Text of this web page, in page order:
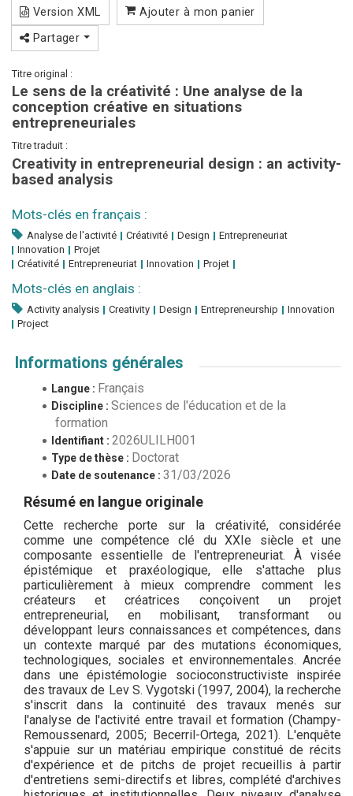
Version XML Ajouter à mon panier
Partager
Titre original :
Le sens de la créativité : Une analyse de la
conception créative en situations
entrepreneuriales
Titre traduit :
Creativity in entrepreneurial design : an activity-
based analysis
Mots-clés en français :
Analyse de l'activité Créativité Design
Entrepreneuriat
Innovation
Projet
Créativité
Entrepreneuriat Innovation Projet
Mots-clés en anglais :
Activity analysis Creativity Design Entrepreneurship
Innovation
Project
Informations générales
Langue : Français
Discipline : Sciences de l'éducation et de la
formation
Identifiant : 2026ULILH001
Type de thèse : Doctorat
Date de soutenance : 31/03/2026
Résumé en langue originale
Cette recherche porte sur la créativité, considérée
comme une compétence clé du XXIe siècle et une
composante essentielle de l'entrepreneuriat. À visée
épistémique et praxéologique, elle s'attache plus
particulièrement à mieux comprendre comment les
créateurs et créatrices conçoivent un projet
entrepreneurial, en mobilisant, transformant ou
développant leurs connaissances et compétences, dans
un contexte marqué par des mutations économiques,
technologiques, sociales et environnementales. Ancrée
dans une épistémologie socioconstructiviste inspirée
des travaux de Lev S. Vygotski (1997, 2004), la recherche
s'inscrit dans la continuité des travaux menés sur
l'analyse de l'activité entre travail et formation (Champy-
Remoussenard, 2005; Becerril-Ortega, 2021). L'enquête
s'appuie sur un matériau empirique constitué de récits
d'expérience et de pitchs de projet recueillis à partir
d'entretiens semi-directifs et libres, complété d'archives